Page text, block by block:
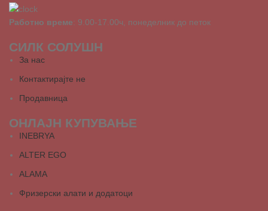
Работно време: 9.00-17.00ч, понеделник до петок
СИЛК СОЛУШН
За нас
Контактирајте не
Продавница
ОНЛАЈН КУПУВАЊЕ
INEBRYA
ALTER EGO
ALAMA
Фризерски алати и додатоци